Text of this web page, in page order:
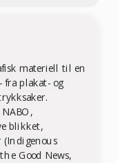
materiell til en
plakat- og
blikket,
(Indigenous
Good News,